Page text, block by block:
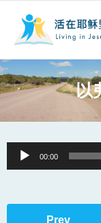
事工概要
阅读文章
以
Audio
Player
00:00
Prev